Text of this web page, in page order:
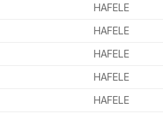
HAFELE
HAFELE
HAFELE
HAFELE
HAFELE